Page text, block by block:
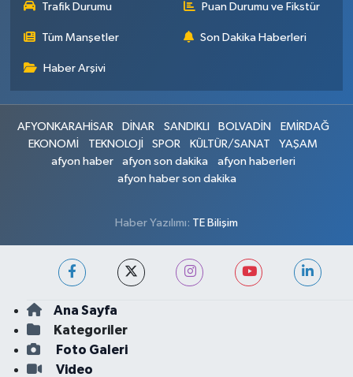
Trafik Durumu Puan Durumu ve Fikstür
Tüm Manşetler Son Dakika Haberleri
Haber Arşivi
AFYONKARAHİSAR DİNAR SANDIKLI BOLVADİN
EMİRDAĞ
EKONOMİ
TEKNOLOJİ SPOR KÜLTÜR/SANAT
YAŞAM
afyon haber
afyon son dakika
afyon haberleri
afyon haber son dakika
Haber Yazılımı: TE Bilişim
Ana Sayfa
Kategoriler
Foto Galeri
Video